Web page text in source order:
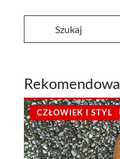
CZŁOWIEK I STYL